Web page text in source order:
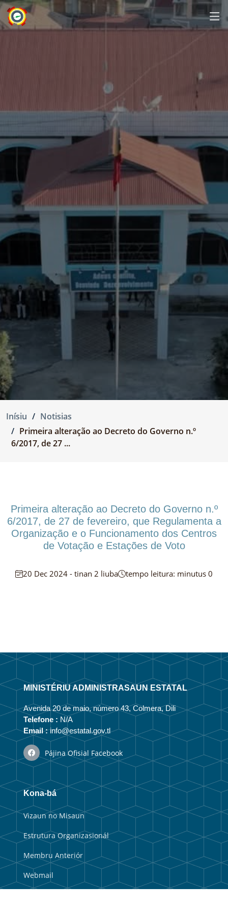
Inísiu
Notisias
Primeira alteração ao Decreto do Governo n.º
6/2017, de 27 ...
Primeira alteração ao Decreto do Governo n.º
6/2017, de 27 de fevereiro, que Regulamenta a
Organização e o Funcionamento dos Centros
de Votação e Estações de Voto
20 Dec 2024 - tinan 2 liuba tempo leitura: minutus 0
MINISTÉRIU ADMINISTRASAUN ESTATAL
Avenida 20 de maio, número 43, Colmera, Dili
Telefone : N/A
Email :info@estatal.gov.tl
Pájina Ofisial Facebook
Kona-bá
Vizaun no Misaun
Estrutura Organizasionál
Membru Anteriór
Webmail